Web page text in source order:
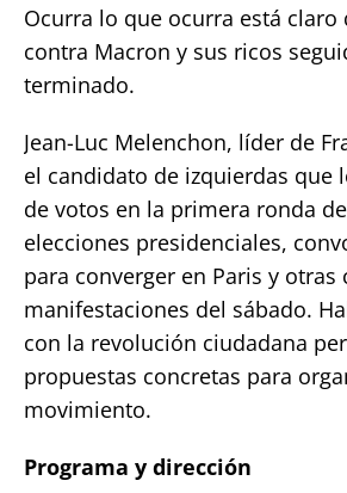
Ocurra lo que ocurra está claro
contra Macron y sus ricos
terminado.
Jean-Luc Melenchon, líder de
el candidato de izquierdas que
de votos en la primera ronda
elecciones presidenciales,
para converger en Paris y otras
manifestaciones del sábado.
con la revolución ciudadana
propuestas concretas para
movimiento.
Programa y dirección